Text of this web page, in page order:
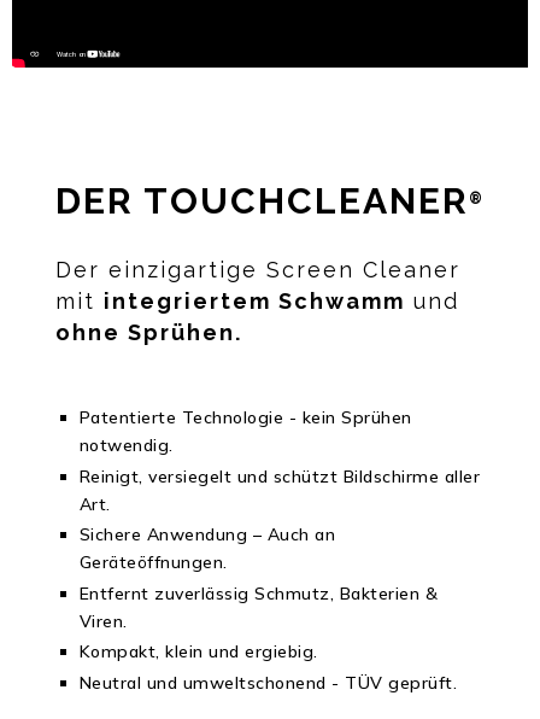
DER TOUCHCLEANER ®
Der einzigartige Screen Cleaner
mit integriertem Schwamm und
ohne Sprühen.
Patentierte Technologie - kein Sprühen
notwendig.
Reinigt, versiegelt und schützt Bildschirme aller
Art.
Sichere Anwendung – Auch an
Geräteöffnungen.
Entfernt zuverlässig Schmutz, Bakterien &
Viren.
Kompakt, klein und ergiebig.
Neutral und umweltschonend - TÜV geprüft.